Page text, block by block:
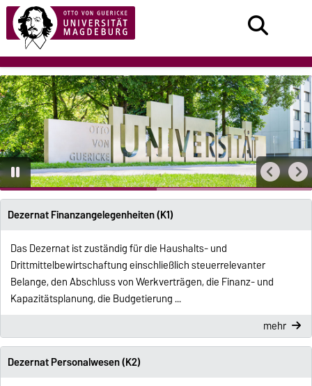
Dezernat Finanzangelegenheiten (K1)
Das Dezernat ist zuständig für die Haushalts- und
Drittmittelbewirtschaftung einschließlich steuerrelevanter
Belange, den Abschluss von Werkverträgen, die Finanz- und
Kapazitätsplanung, die Budgetierung ...
mehr
Dezernat Personalwesen (K2)